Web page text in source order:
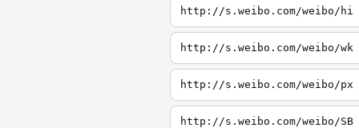
http://s.weibo.com/weibo/hi
http://s.weibo.com/weibo/wk
http://s.weibo.com/weibo/px
http://s.weibo.com/weibo/SB